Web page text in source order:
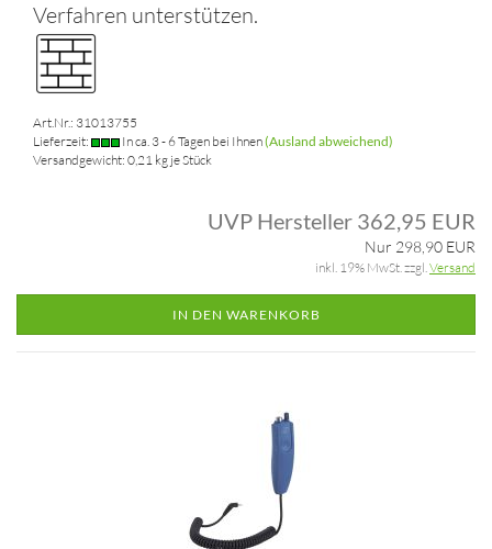
Verfahren unterstützen.
Art.Nr.: 31013755
Lieferzeit:
In ca. 3 - 6 Tagen bei Ihnen(Ausland abweichend)
Versandgewicht: 0,21 kg je Stück
UVP Hersteller 362,95 EUR
Nur 298,90 EUR
inkl. 19% MwSt. zzgl.Versand
IN DEN WARENKORB